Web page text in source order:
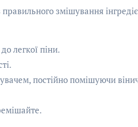
змішування
легкої піни.
постійно помішуючи